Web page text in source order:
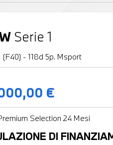
Serie 1
(F40) - 118d 5p. Msport
€
Selection 24 Mesi
DI